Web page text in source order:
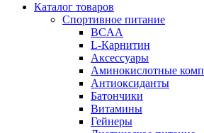
Каталог товаров
Спортивное питание
BCAA
L-Карнитин
Аксессуары
Аминокислотные
Антиоксиданты
Батончики
Витамины
Гейнеры